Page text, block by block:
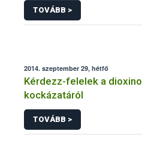
TOVÁBB >
2014. szeptember 29, hétfő
Kérdezz-felelek a
kockázatáról
TOVÁBB >